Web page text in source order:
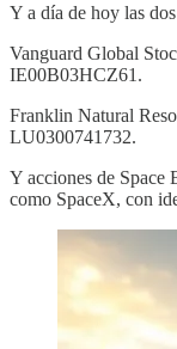
Y a día de hoy las
Vanguard Global
IE00B03HCZ61.
Franklin Natural
LU0300741732.
Y acciones de Space
como SpaceX, con